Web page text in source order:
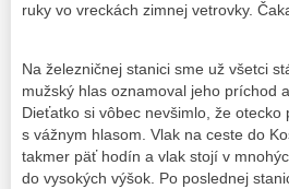
ruky vo vreckách zimnej vetrovky.
Na železničnej stanici sme už všetci
mužský hlas oznamoval jeho príchod
Dieťatko si vôbec nevšimlo, že
s vážnym hlasom. Vlak na ceste do
takmer päť hodín a vlak stojí v
do vysokých výšok. Po poslednej